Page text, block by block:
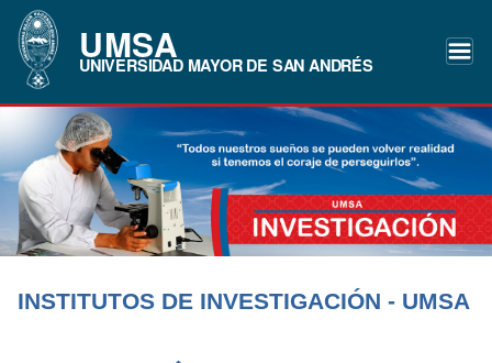
UMSA
UNIVERSIDAD MAYOR DE SAN ANDRÉS
INSTITUTOS DE INVESTIGACIÓN - UMSA